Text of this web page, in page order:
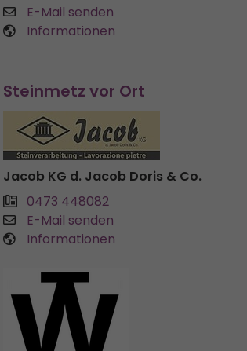
E-Mail senden
Informationen
Steinmetz vor Ort
Jacob KG d. Jacob Doris & Co.
0473 448082
E-Mail senden
Informationen